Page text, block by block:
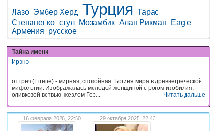
Лазо Эмбер Херд Турция Тарас
Степаненко стул Мозамбик Алан Рикман
Eagle
Армения
русское
Тайна имени
Ирэнэ
от греч.(Eirene) - мирная, спокойная. Богиня мира в древнегреческой
мифологии. Изображалась молодой женщиной с рогом изобилия,
оливковой ветвью, жезлом Гер...
Читать дальше
16 февраля 2026, 22:50 29 октября 2025, 22:43